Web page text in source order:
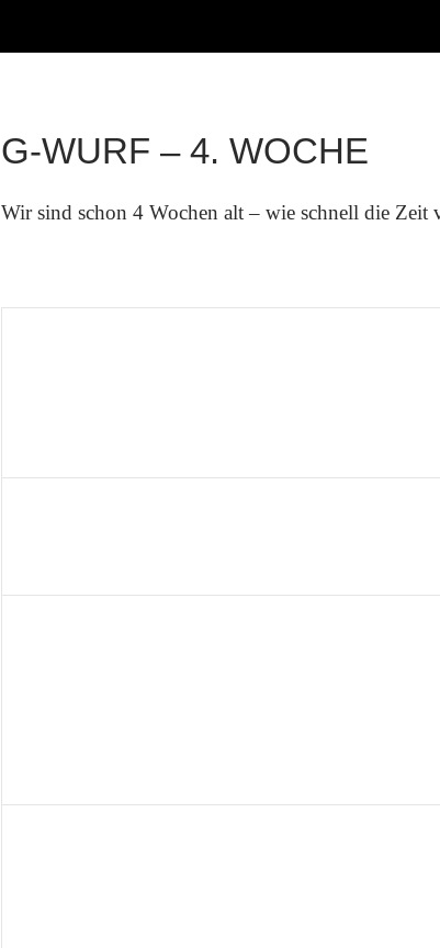
G-WURF – 4. WOCHE
Wir sind schon 4 Wochen alt – wie schnell die Zeit